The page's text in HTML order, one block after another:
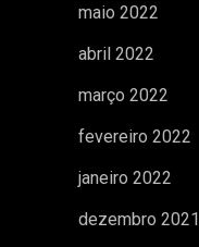
maio 2022
abril 2022
março 2022
fevereiro 2022
janeiro 2022
dezembro 2021